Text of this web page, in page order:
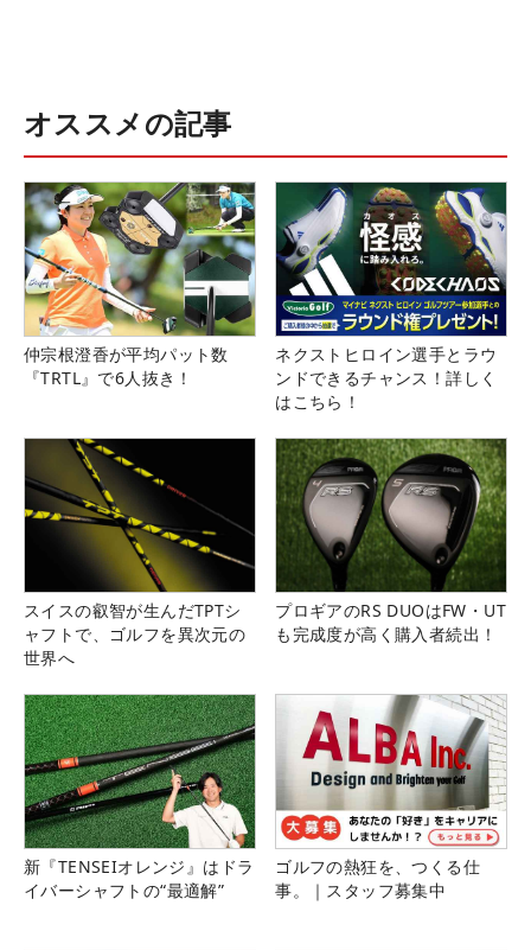
オススメの記事
仲宗根澄香が平均パット数
『TRTL』で6人抜き！
ネクストヒロイン選手とラウ
ンドできるチャンス！詳しく
はこちら！
スイスの叡智が生んだTPTシ
ャフトで、ゴルフを異次元の
世界へ
プロギアのRS DUOはFW・UT
も完成度が高く購入者続出！
新『TENSEIオレンジ』はドラ
イバーシャフトの“最適解”
ゴルフの熱狂を、つくる仕
事。｜スタッフ募集中